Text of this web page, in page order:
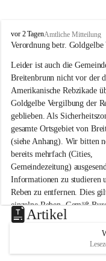
B
r
i
t
e
n
b
r
u
n
n
a
m
N
e
u
s
d
vor 2 TagenAmtliche Mitteilung
Verordnung betr. Goldgelbe
Leider ist auch die
Breitenbrunn nicht vor der
Amerikanische Rebzikade
Goldgelbe Vergilbung der
geblieben. Als
gesamte Ortsgebiet von
(siehe Anhang). Wir bitten
bereits mehrfach (Cities,
Gemeindezeitung)
Informationen zu studieren
Reben zu entfernen. Dies
einzelne Reben. Gemäß
Weinbaugesetz sind nicht
unzulässige Weingärten zu
helfen wir zusammen um
vor den prognostizierten
Artikel